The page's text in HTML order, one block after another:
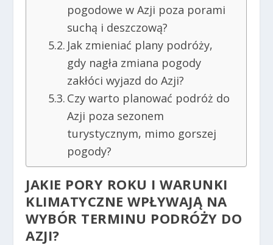
pogodowe w Azji poza porami
suchą i deszczową?
Jak zmieniać plany podróży,
gdy nagła zmiana pogody
zakłóci wyjazd do Azji?
Czy warto planować podróż do
Azji poza sezonem
turystycznym, mimo gorszej
pogody?
JAKIE PORY ROKU I WARUNKI
KLIMATYCZNE WPŁYWAJĄ NA
WYBÓR TERMINU PODRÓŻY DO
AZJI?